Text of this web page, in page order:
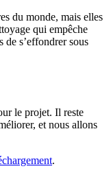
du monde, mais elles
qui empêche
de s’effondrer sous
le projet. Il reste
et nous allons
.